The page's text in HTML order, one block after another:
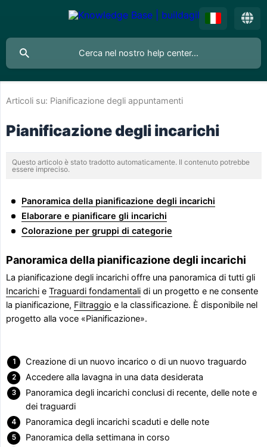
Articoli su: Pianificazione degli appuntamenti
Pianificazione degli incarichi
Questo articolo è stato tradotto automaticamente. Il contenuto potrebbe
essere impreciso.
Panoramica della pianificazione degli incarichi
Elaborare e pianificare gli incarichi
Colorazione per gruppi di categorie
Panoramica della pianificazione degli incarichi
La pianificazione degli incarichi offre una panoramica di tutti gli
Incarichi e Traguardi fondamentali di un progetto e ne consente
la pianificazione, Filtraggio e la classificazione. È disponibile nel
progetto alla voce «Pianificazione».
Creazione di un nuovo incarico o di un nuovo traguardo
Accedere alla lavagna in una data desiderata
Panoramica degli incarichi conclusi di recente, delle note e
dei traguardi
Panoramica degli incarichi scaduti e delle note
Panoramica della settimana in corso